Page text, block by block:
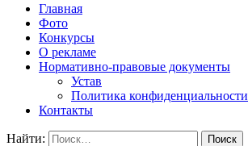
Главная
Фото
Конкурсы
О рекламе
Нормативно-правовые документы
Устав
Политика конфиденциальности
Контакты
Найти: